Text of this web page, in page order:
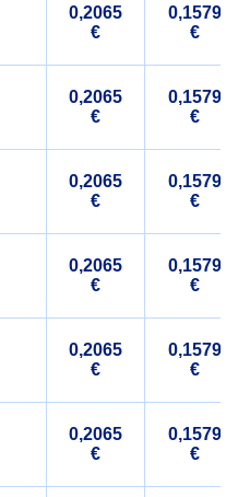
0,2065
€
0,1579
€
0,2065
€
0,1579
€
0,2065
€
0,1579
€
0,2065
€
0,1579
€
0,2065
€
0,1579
€
0,2065
€
0,1579
€